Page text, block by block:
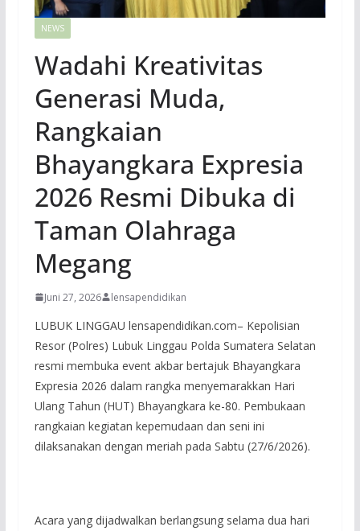
NEWS
Wadahi Kreativitas
Generasi Muda,
Rangkaian
Bhayangkara Expresia
2026 Resmi Dibuka di
Taman Olahraga
Megang
Juni 27, 2026 lensapendidikan
LUBUK LINGGAU lensapendidikan.com– Kepolisian
Resor (Polres) Lubuk Linggau Polda Sumatera Selatan
resmi membuka event akbar bertajuk Bhayangkara
Expresia 2026 dalam rangka menyemarakkan Hari
Ulang Tahun (HUT) Bhayangkara ke-80. Pembukaan
rangkaian kegiatan kepemudaan dan seni ini
dilaksanakan dengan meriah pada Sabtu (27/6/2026).
Acara yang dijadwalkan berlangsung selama dua hari